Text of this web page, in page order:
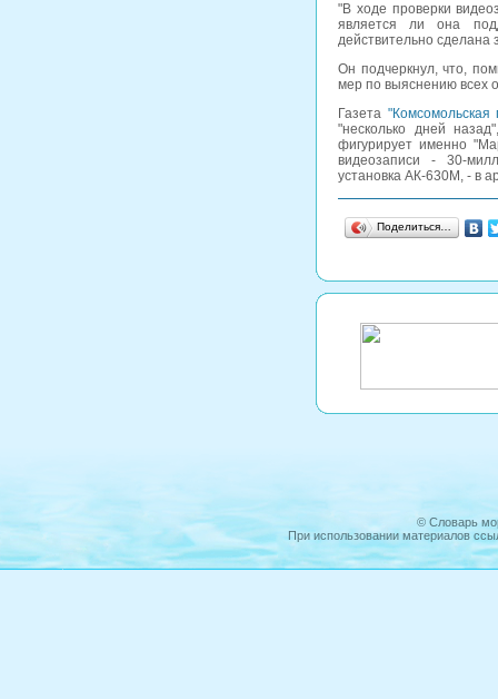
"В ходе проверки
является ли она
действительно сделана
Он подчеркнул, что,
мер по выяснению всех
Газета "Комсомольская
"несколько дней
фигурирует именно
видеозаписи - 30-
установка АК-630М, - в
Поделиться…
© Словарь
При использовании материалов